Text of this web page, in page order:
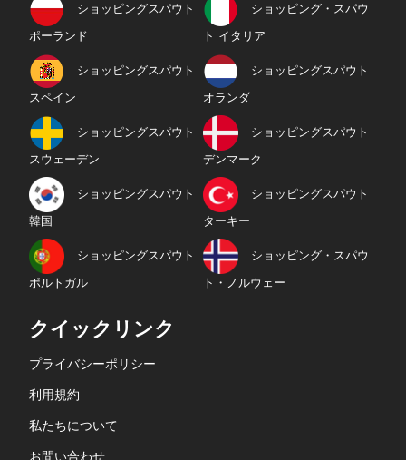
ショッピングスパウト
ポーランド
ショッピング・スパウ
ト イタリア
ショッピングスパウト
スペイン
ショッピングスパウト
オランダ
ショッピングスパウト
スウェーデン
ショッピングスパウト
デンマーク
ショッピングスパウト
韓国
ショッピングスパウト
ターキー
ショッピングスパウト
ポルトガル
ショッピング・スパウ
ト・ノルウェー
クイックリンク
プライバシーポリシー
利用規約
私たちについて
お問い合わせ